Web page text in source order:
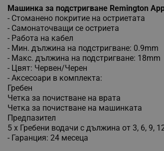
Машинка за подстригване Remington
- Стоманено покритие на остриетата
- Самонаточващи се остриета
- Работа на кабел
- Мин. дължина на подстригване: 0.9mm
- Макс. дължина на подстригване: 18mm
- Цвят: Червен/Черен
- Аксесоари в комплекта:
Гребен
Четка за почистване на врата
Четка за почистване на машинката
Предпазител
5 х Гребени водачи с дължина от 3, 6, 9,
- Гаранция: 24 месеца